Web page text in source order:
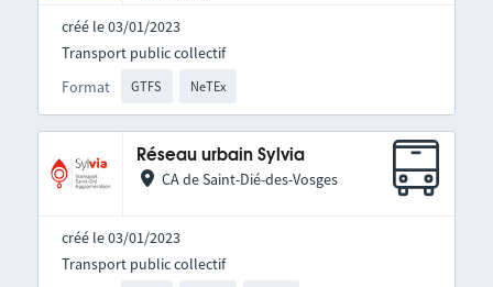
créé le 03/01/2023
Format GTFS NeTEx
Transport public collectif
Réseau urbain Sylvia
CA de Saint-Dié-des-Vosges
créé le 03/01/2023
Transport public collectif